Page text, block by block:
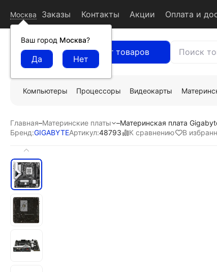
Москва
Ваш город Москва?
Заказы Контакты Акции Оплата и
Каталог товаров
Компьютеры Процессоры Видеокарты
Главная–Материнские платы –Материнская плата
Бренд:GIGABYTEАртикул:48793 К сравнению В